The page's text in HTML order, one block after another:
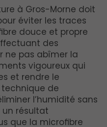
à Gros-Morne doit
éviter les traces
douce et propre
des
ne pas abîmer la
vigoureux qui
et rendre le
technique de
l’humidité sans
un résultat
que la microfibre